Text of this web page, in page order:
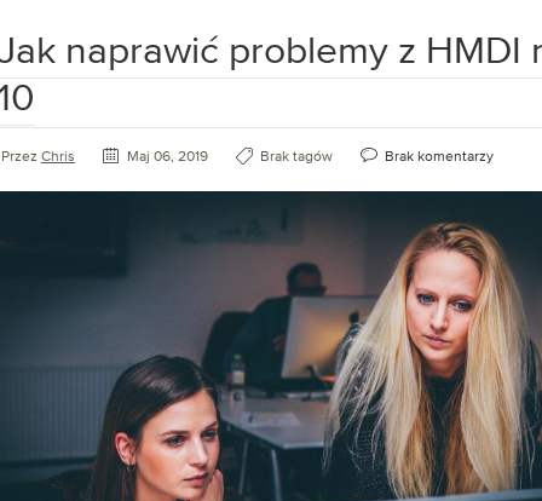
naprawić problemy z HMDI
Przez Chris Maj 06, 2019 Brak tagów Brak komentarzy